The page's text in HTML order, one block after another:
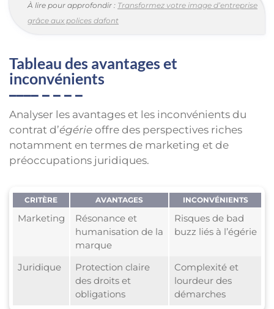
À lire pour approfondir : Transformez votre image d’entreprise
grâce aux polices dafont
Tableau des avantages et
inconvénients
Analyser les avantages et les inconvénients du
contrat d’égérie offre des perspectives riches
notamment en termes de marketing et de
préoccupations juridiques.
CRITÈRE AVANTAGES INCONVÉNIENTS
Marketing
Résonance et
humanisation de la
marque
Risques de bad
buzz liés à l’égérie
Juridique
Protection claire
des droits et
obligations
Complexité et
lourdeur des
démarches